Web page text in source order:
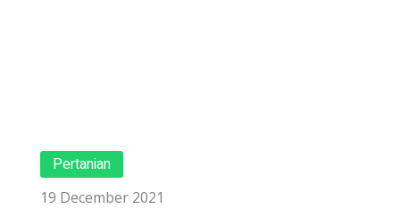
Pertanian
19 December 2021